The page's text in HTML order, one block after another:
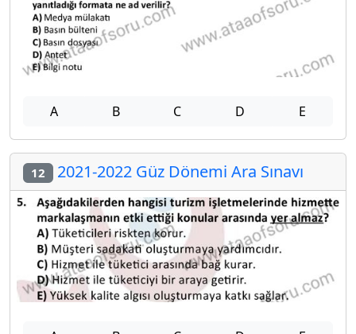
A B C D E
12 2021-2022 Güz Dönemi Ara Sınavı